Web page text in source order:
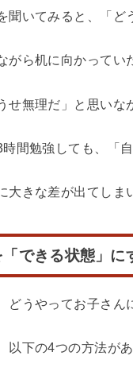
聞いてみると、「ど
がら机に向かってい
せ無理だ」と思い
時間勉強しても、「
大きな差が出てしま
「できる状態」に
どうやってお子さん
以下の4つの方法があ